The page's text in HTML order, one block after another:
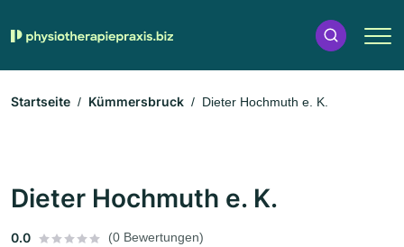
Startseite Kümmersbruck Dieter Hochmuth e. K.
Dieter Hochmuth e. K.
0.0 (0 Bewertungen)